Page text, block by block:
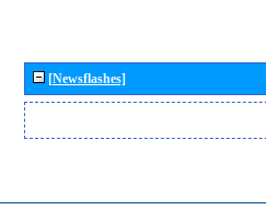
[Newsflashes]